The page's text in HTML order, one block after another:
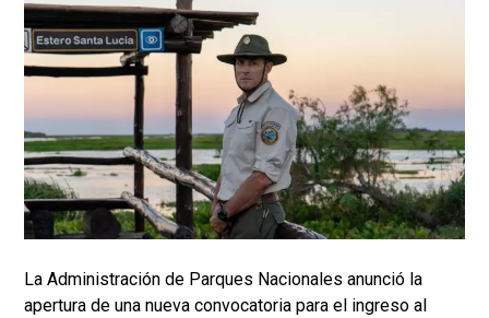
La Administración de Parques Nacionales anunció la
apertura de una nueva convocatoria para el ingreso al